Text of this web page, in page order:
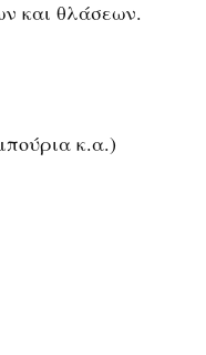
και θλάσεων.
κ.α.)